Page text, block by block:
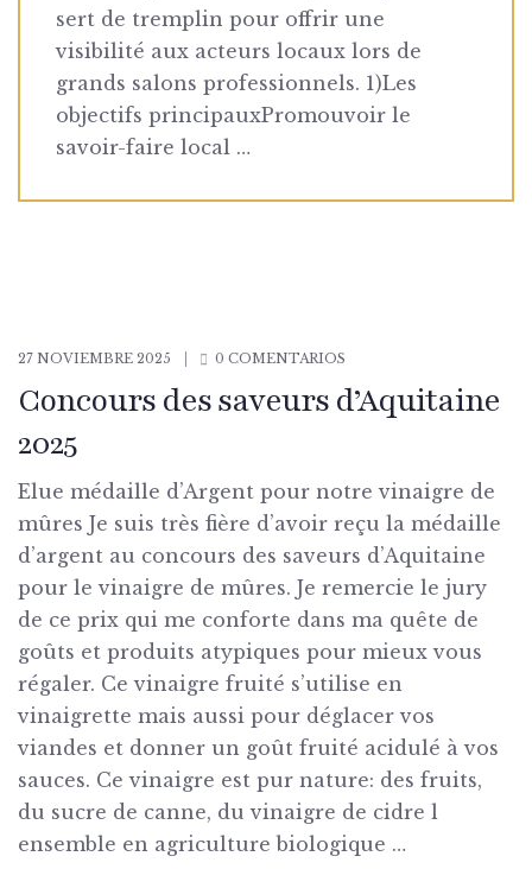
sert de tremplin pour offrir une
visibilité aux acteurs locaux lors de
grands salons professionnels. 1)Les
objectifs principauxPromouvoir le
savoir-faire local …
27 NOVIEMBRE 2025 0 COMENTARIOS
Concours des saveurs d’Aquitaine
2025
Elue médaille d’Argent pour notre vinaigre de
mûres Je suis très fière d’avoir reçu la médaille
d’argent au concours des saveurs d’Aquitaine
pour le vinaigre de mûres. Je remercie le jury
de ce prix qui me conforte dans ma quête de
goûts et produits atypiques pour mieux vous
régaler. Ce vinaigre fruité s’utilise en
vinaigrette mais aussi pour déglacer vos
viandes et donner un goût fruité acidulé à vos
sauces. Ce vinaigre est pur nature: des fruits,
du sucre de canne, du vinaigre de cidre l
ensemble en agriculture biologique …